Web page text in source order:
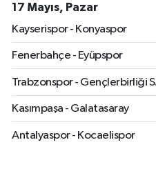
17 Mayıs, Pazar
Kayserispor - Konyaspor
Fenerbahçe - Eyüpspor
Trabzonspor - Gençlerbirliği
Kasımpaşa - Galatasaray
Antalyaspor - Kocaelispor